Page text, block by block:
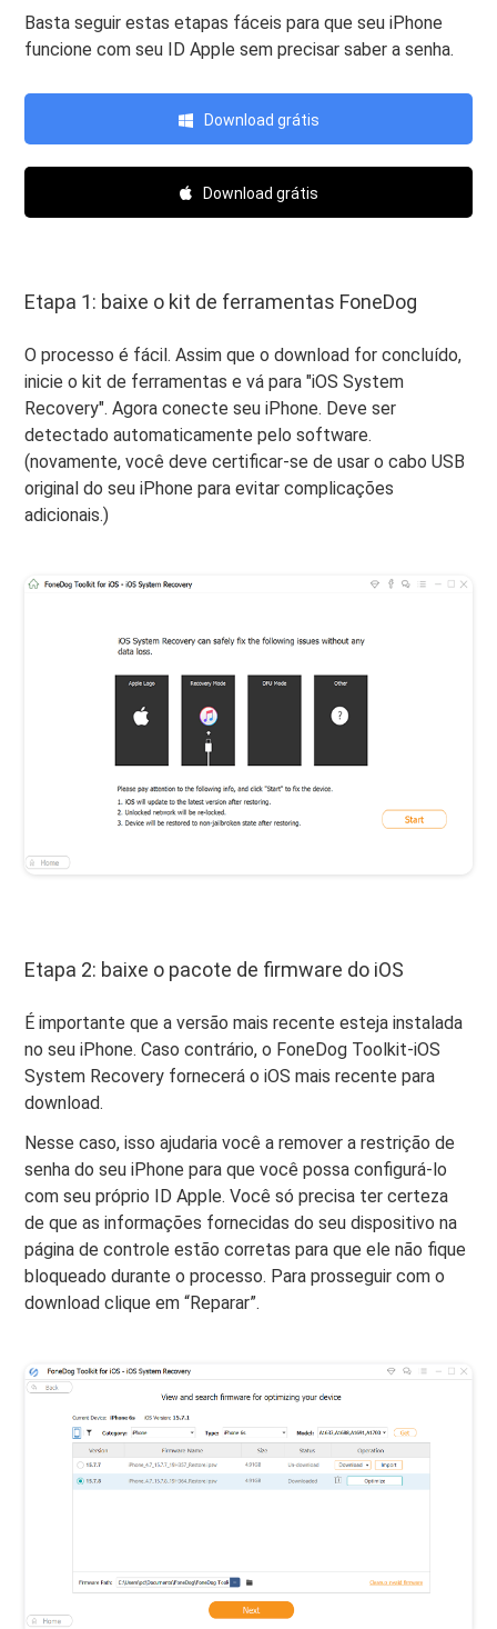
Basta seguir estas etapas fáceis para que seu iPhone
funcione com seu ID Apple sem precisar saber a senha.
Download grátis
Download grátis
Etapa 1: baixe o kit de ferramentas FoneDog
O processo é fácil. Assim que o download for concluído,
inicie o kit de ferramentas e vá para "iOS System
Recovery". Agora conecte seu iPhone. Deve ser
detectado automaticamente pelo software.
(novamente, você deve certificar-se de usar o cabo USB
original do seu iPhone para evitar complicações
adicionais.)
Etapa 2: baixe o pacote de firmware do iOS
É importante que a versão mais recente esteja instalada
no seu iPhone. Caso contrário, o FoneDog Toolkit-iOS
System Recovery fornecerá o iOS mais recente para
download.
Nesse caso, isso ajudaria você a remover a restrição de
senha do seu iPhone para que você possa configurá-lo
com seu próprio ID Apple. Você só precisa ter certeza
de que as informações fornecidas do seu dispositivo na
página de controle estão corretas para que ele não fique
bloqueado durante o processo. Para prosseguir com o
download clique em “Reparar”.